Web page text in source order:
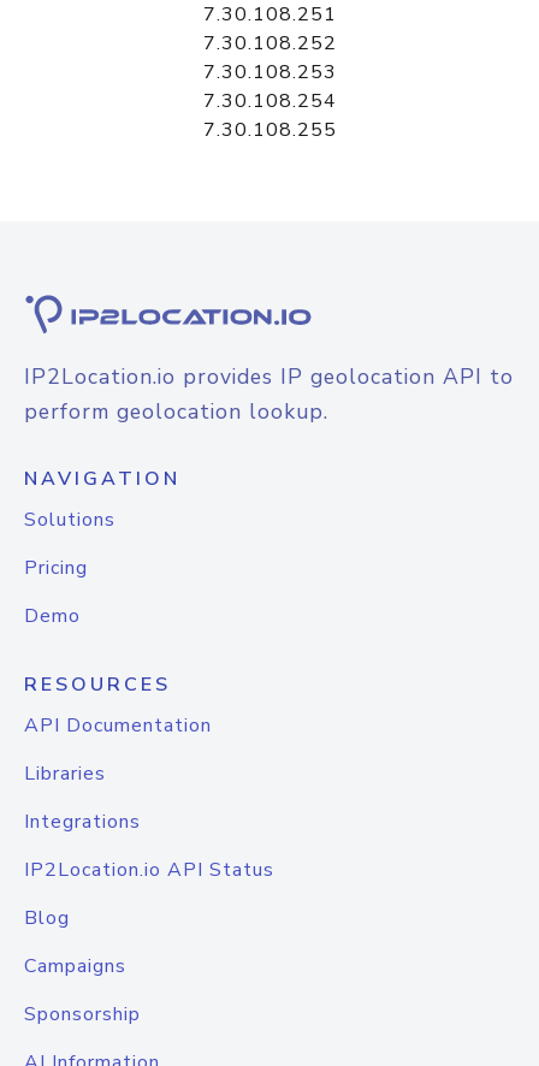
7.30.108.251
7.30.108.252
7.30.108.253
7.30.108.254
7.30.108.255
IP2Location.io provides IP geolocation API to
perform geolocation lookup.
NAVIGATION
Solutions
Pricing
Demo
RESOURCES
API Documentation
Libraries
Integrations
IP2Location.io API Status
Blog
Campaigns
Sponsorship